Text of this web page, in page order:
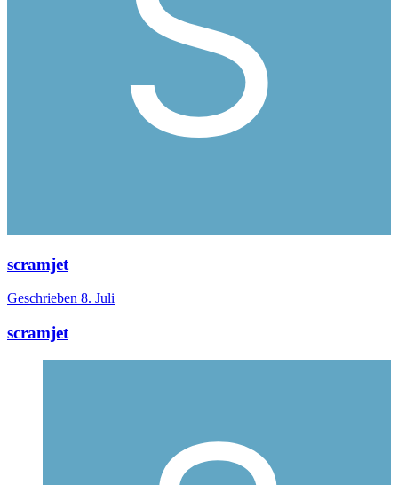
scramjet
Geschrieben 8. Juli
scramjet